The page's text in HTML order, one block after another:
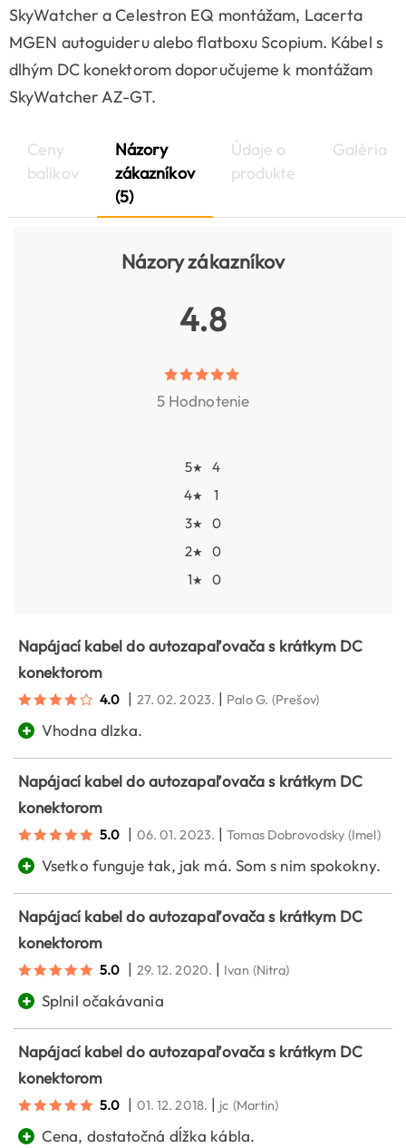
SkyWatcher a Celestron EQ montážam, Lacerta
MGEN autoguideru alebo flatboxu Scopium. Kábel s
dlhým DC konektorom doporučujeme k montážam
SkyWatcher AZ-GT.
Ceny
balíkov
Názory
zákazníkov
(5)
Údaje o
produkte
Galéria
Názory zákazníkov
4.8
5 Hodnotenie
5★
4
4★
1
3★
0
2★
0
1★ 0
Napájací kabel do autozapaľovača s krátkym DC
konektorom
4.0 | 27. 02. 2023. | Palo G. (Prešov)
+ Vhodna dlzka.
Napájací kabel do autozapaľovača s krátkym DC
konektorom
5.0 | 06. 01. 2023. |Tomas Dobrovodsky (Imel)
+ Vsetko funguje tak, jak má. Som s nim spokokny.
Napájací kabel do autozapaľovača s krátkym DC
konektorom
5.0 | 29. 12. 2020. | Ivan (Nitra)
+ Splnil očakávania
Napájací kabel do autozapaľovača s krátkym DC
konektorom
5.0 | 01. 12. 2018. | jc (Martin)
+ Cena, dostatočná dĺžka kábla.